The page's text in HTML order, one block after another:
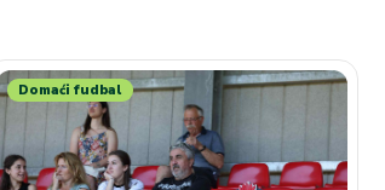
Domaći fudbal